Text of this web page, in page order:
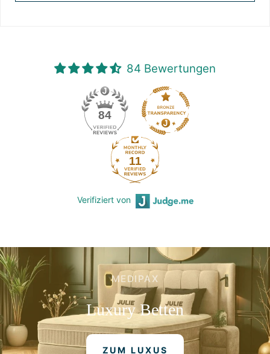
84 Bewertungen
84
11
Verifiziert von
MEDIPAX
Luxury Betten
ZUM LUXUS